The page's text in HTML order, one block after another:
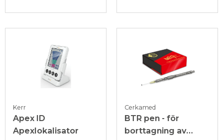
Kerr
Apex ID
Apexlokalisator
Cerkamed
BTR pen - för
borttagning av